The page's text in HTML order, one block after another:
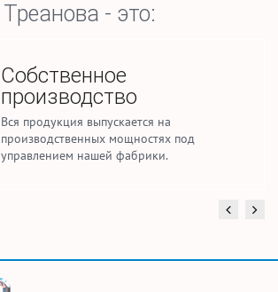
Треанова - это:
Стабильные объемы
производства
Ежемесячно мы производим до 2,5 млн.
погонных метров тканей для домашнего
текстиля и спецодежды.